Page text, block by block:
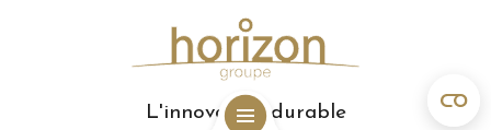
L'innovation durable